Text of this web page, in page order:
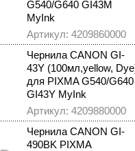
G540/G640 GI43M
MyInk
Артикул: 4209860000
Чернила CANON GI-
43Y (100мл,yellow,
для PIXMA G540/G640
GI43Y MyInk
Артикул: 4209880000
Чернила CANON GI-
490BK PIXMA